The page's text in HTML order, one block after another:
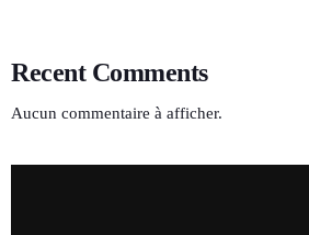
Recent Comments
Aucun commentaire à afficher.